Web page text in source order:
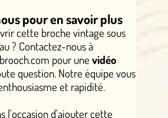
pour en savoir plus
cette broche vintage sous
? Contactez-nous à
pour une vidéo
question. Notre équipe vous
et rapidité.
l'occasion d'ajouter cette